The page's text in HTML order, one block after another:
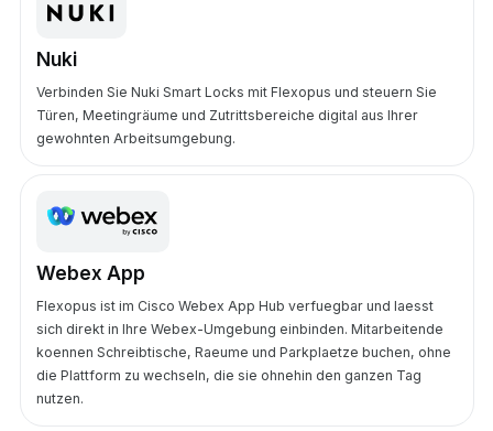
Nuki
Verbinden Sie Nuki Smart Locks mit Flexopus und steuern Sie
Türen, Meetingräume und Zutrittsbereiche digital aus Ihrer
gewohnten Arbeitsumgebung.
Webex App
Flexopus ist im Cisco Webex App Hub verfuegbar und laesst
sich direkt in Ihre Webex-Umgebung einbinden. Mitarbeitende
koennen Schreibtische, Raeume und Parkplaetze buchen, ohne
die Plattform zu wechseln, die sie ohnehin den ganzen Tag
nutzen.